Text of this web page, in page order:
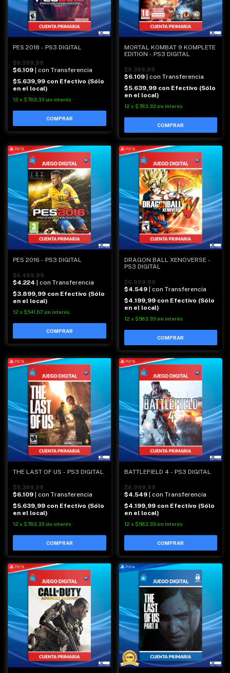
PES 2018 - PS3 DIGITAL
$9.399,99
$6.109
| con Transferencia
$5.639,99 con Efectivo (Sólo
en el local)
12 x $783,33 sin interés
MORTAL KOMBAT 9 KOMPLETE
EDITION - PS3 DIGITAL
$9.399,99
$6.109
| con Transferencia
$5.639,99 con Efectivo (Sólo
en el local)
12 x $783,33 sin interés
PES 2016 - PS3 DIGITAL
$6.499,99
$4.224 | con Transferencia
$3.899,99 con Efectivo (Sólo
en el local)
12 x $541,67 sin interés
DRAGON BALL XENOVERSE -
PS3 DIGITAL
$6.999,99
$4.549 | con Transferencia
$4.199,99 con Efectivo (Sólo
en el local)
12 x $583,33 sin interés
THE LAST OF US - PS3 DIGITAL
$9.399,99
$6.109
| con Transferencia
$5.639,99 con Efectivo (Sólo
en el local)
12 x $783,33 sin interés
BATTLEFIELD 4 - PS3 DIGITAL
$6.999,99
$4.549
| con Transferencia
$4.199,99 con Efectivo (Sólo
en el local)
12 x $583,33 sin interés